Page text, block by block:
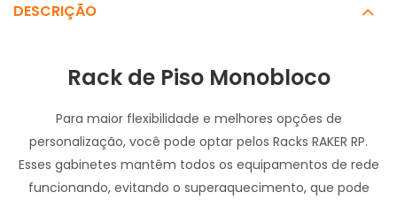
DESCRIÇÃO
Rack de Piso Monobloco
Para maior flexibilidade e melhores opções de
personalização, você pode optar pelos Racks RAKER RP.
Esses gabinetes mantêm todos os equipamentos de rede
funcionando, evitando o superaquecimento, que pode